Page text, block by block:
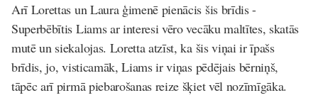
Arī Lorettas un Laura ģimenē pienācis šis brīdis -
Superbēbītis Liams ar interesi vēro vecāku maltītes, skatās
mutē un siekalojas. Loretta atzīst, ka šis viņai ir īpašs
brīdis, jo, visticamāk, Liams ir viņas pēdējais bērniņš,
tāpēc arī pirmā piebarošanas reize šķiet vēl nozīmīgāka.